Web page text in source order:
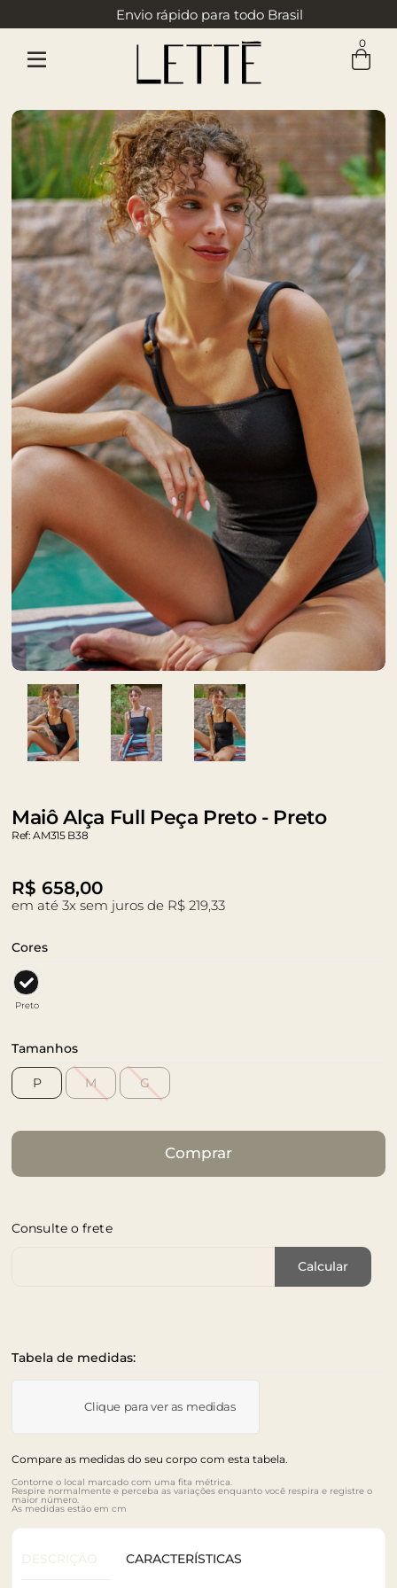
Envio rápido para todo Brasil
0
Maiô Alça Full Peça Preto - Preto
Ref: AM315 B38
R$ 658,00
em até 3x sem juros de R$ 219,33
Cores
Preto
Tamanhos
P M G
Comprar
Consulte o frete
Calcular
Tabela de medidas:
Clique para ver as medidas
Compare as medidas do seu corpo com esta tabela.
Contorne o local marcado com uma fita métrica.
Respire normalmente e perceba as variações enquanto você respira e registre o
maior número.
As medidas estão em cm
DESCRIÇÃO CARACTERÍSTICAS